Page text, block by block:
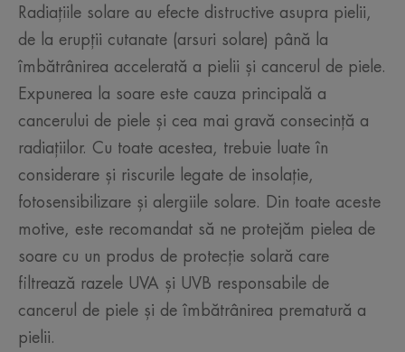
Radiațiile solare au efecte distructive asupra pielii,
de la erupții cutanate (arsuri solare) până la
îmbătrânirea accelerată a pielii și cancerul de piele.
Expunerea la soare este cauza principală a
cancerului de piele și cea mai gravă consecință a
radiațiilor. Cu toate acestea, trebuie luate în
considerare și riscurile legate de insolație,
fotosensibilizare și alergiile solare. Din toate aceste
motive, este recomandat să ne protejăm pielea de
soare cu un produs de protecție solară care
filtrează razele UVA și UVB responsabile de
cancerul de piele și de îmbătrânirea prematură a
pielii.